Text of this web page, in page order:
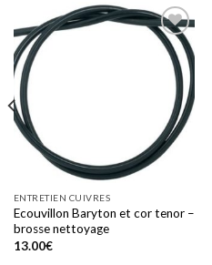
Add to
wishlist
ENTRETIEN CUIVRES
Ecouvillon Baryton et cor tenor –
brosse nettoyage
13.00€